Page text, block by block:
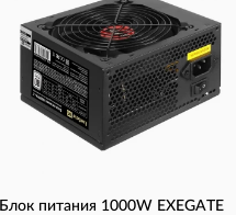
Блок питания 1000W EXEGATE